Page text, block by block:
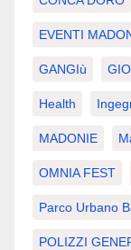
EVENTI
GANGIù
Health
MADONIE
OMNIA FEST
Parco Urbano
POLIZZI